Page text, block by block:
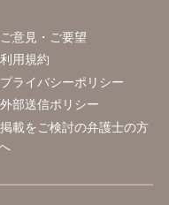
ご意見・ご要望
利用規約
プライバシーポリシー
外部送信ポリシー
掲載をご検討の弁護士の方